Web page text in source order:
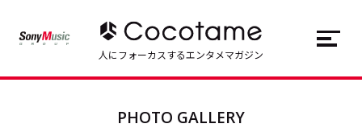
JP EN
人にフォーカスするエンタメマガジン
PHOTO GALLERY